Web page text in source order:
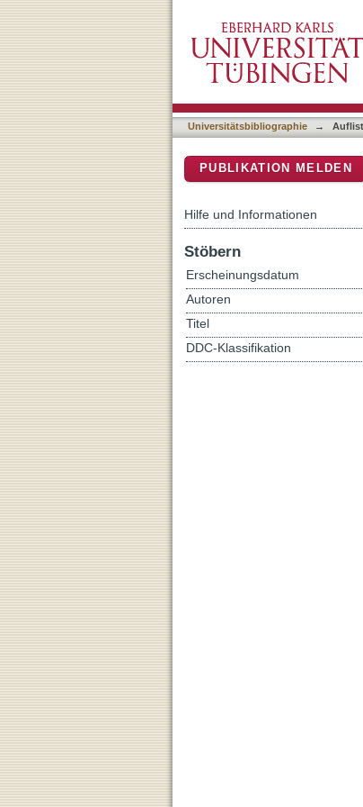
Universitätsbibliographie →
PUBLIKATION MELDEN
Hilfe und Informationen
Stöbern
Erscheinungsdatum
Autoren
Titel
DDC-Klassifikation